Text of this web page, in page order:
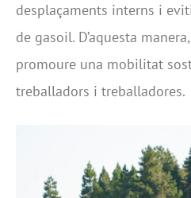
desplaçaments interns i
de gasoil. D’aquesta
promoure una mobilitat
treballadors i treballadores.